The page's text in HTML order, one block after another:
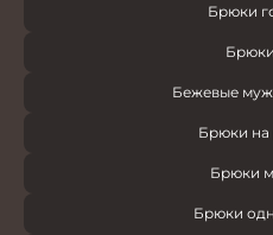
Брюки
Бежевые
Брюки на
Брюки
Брюки